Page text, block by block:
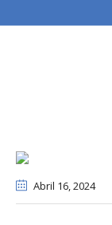
Abril 16, 2024